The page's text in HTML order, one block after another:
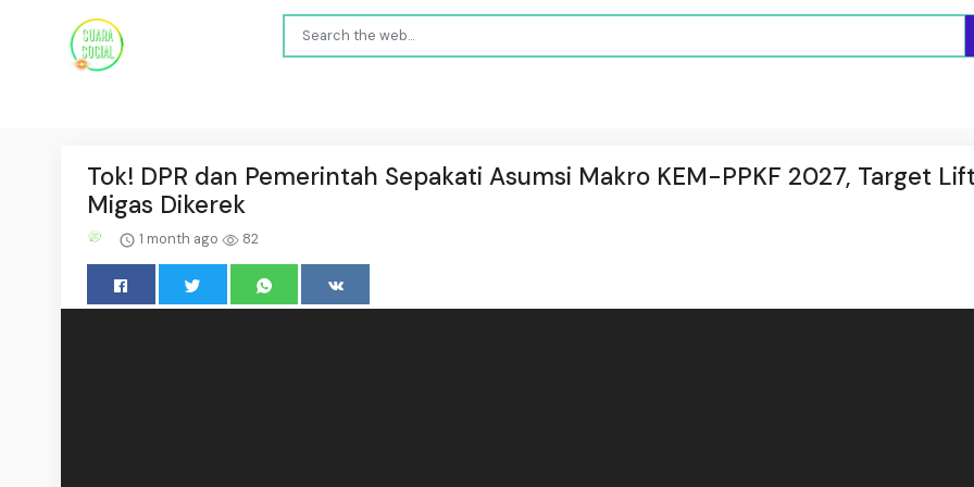
Tok! DPR dan Pemerintah Sepakati Asumsi Makro KEM-PPKF 2027, Target
Migas Dikerek
1 month ago 82